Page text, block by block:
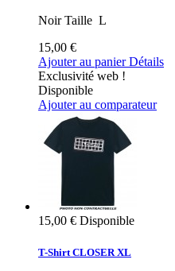
Noir Taille L
15,00 €
Ajouter au panier Détails
Exclusivité web !
Disponible
Ajouter au comparateur
15,00 € Disponible
T-Shirt CLOSER XL